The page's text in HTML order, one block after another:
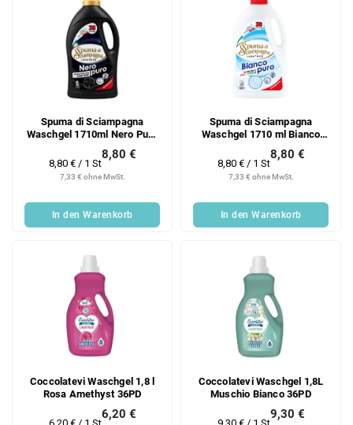
Spuma di Sciampagna
Waschgel 1710ml Nero Puro
7,33 € ohne MwSt.
8,80 €
Verkaufspreis:
8,80 € / 1 St
In den Warenkorb
Spuma di Sciampagna
Waschgel 1710 ml Bianco
7,33 € ohne MwSt.
8,80 €
Verkaufspreis:
8,80 € / 1 St
In den Warenkorb
Coccolatevi Waschgel 1,8 l
Rosa Amethyst 36PD
6,20 €
Verkaufspreis:
Coccolatevi Waschgel 1,8L
Muschio Bianco 36PD
9,30 €
Verkaufspreis: